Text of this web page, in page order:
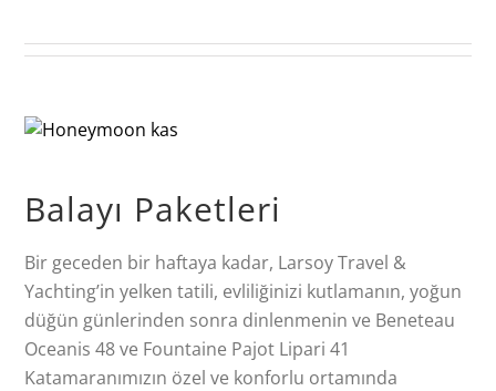
Balayı Paketleri
Bir geceden bir haftaya kadar, Larsoy Travel &
Yachting’in yelken tatili, evliliğinizi kutlamanın, yoğun
düğün günlerinden sonra dinlenmenin ve Beneteau
Oceanis 48 ve Fountaine Pajot Lipari 41
Katamaranımızın özel ve konforlu ortamında